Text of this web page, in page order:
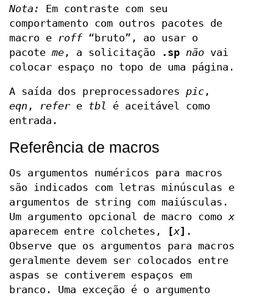
Nota:
Em contraste com seu
comportamento com outros pacotes de
macro e roff“bruto”, ao usar o
pacote me , a solicitação .sp não vai
colocar espaço no topo de uma página.
A saída dos preprocessadores pic ,
eqn , refer e tbl
é aceitável como
entrada.
Referência de macros
Os argumentos numéricos para macros
são indicados com letras minúsculas e
argumentos de string com maiúsculas.
Um argumento opcional de macro comox
aparecem entre colchetes,
[x] .
Observe que os argumentos para macros
geralmente devem ser colocados entre
aspas se contiverem espaços em
branco. Uma exceção é o argumento